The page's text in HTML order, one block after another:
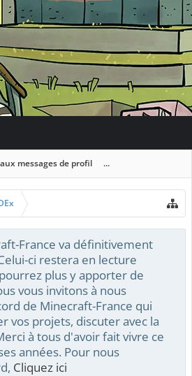
messages de profil ...
France va définitivement
ci restera en lecture
plus y apporter de
vous invitons à nous
de Minecraft-France qui
vos projets, discuter avec la
à tous d'avoir fait vivre ce
années. Pour nous
Cliquez ici